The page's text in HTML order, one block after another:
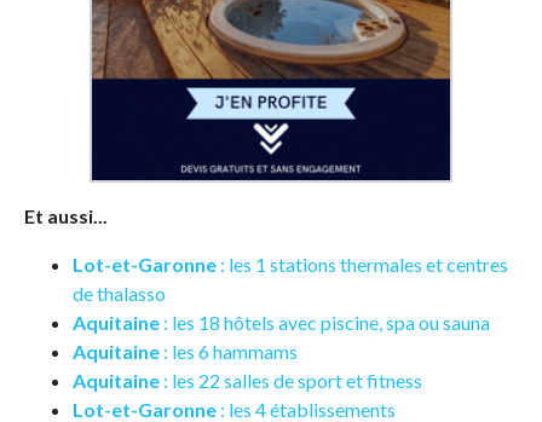
Et aussi...
Lot-et-Garonne : les 1 stations thermales et centres
de thalasso
Aquitaine : les 18 hôtels avec piscine, spa ou sauna
Aquitaine : les 6 hammams
Aquitaine : les 22 salles de sport et fitness
Lot-et-Garonne : les 4 établissements